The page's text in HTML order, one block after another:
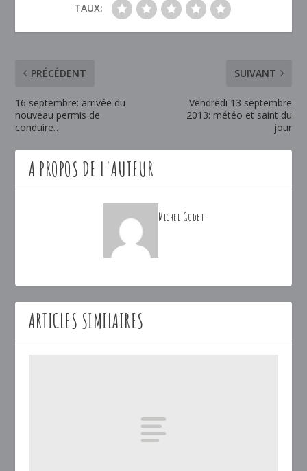
TAUX:
PRÉCÉDENT
16 septembre: arrivée du
nouveau permis de
conduire…
SUIVANT
Vendredi 13 septembre
2013: météo et saint du
jour
A PROPOS DE L'AUTEUR
Michel Godet
ARTICLES SIMILAIRES